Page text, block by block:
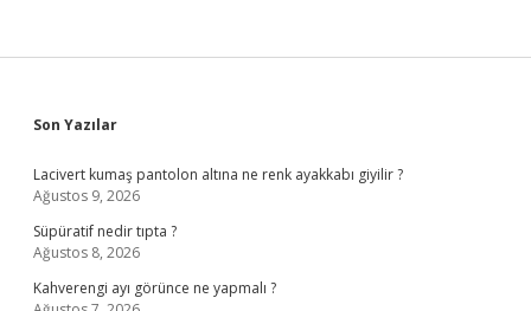
Sidebar
Son Yazılar
Lacivert kumaş pantolon altına ne renk ayakkabı giyilir ?
Ağustos 9, 2026
Süpüratif nedir tıpta ?
Ağustos 8, 2026
Kahverengi ayı görünce ne yapmalı ?